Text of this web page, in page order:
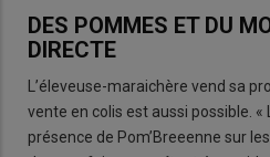
DES POMMES ET DU
DIRECTE
L’éleveuse-maraichère vend sa
vente en colis est aussi possible.
présence de Pom’Breeenne sur